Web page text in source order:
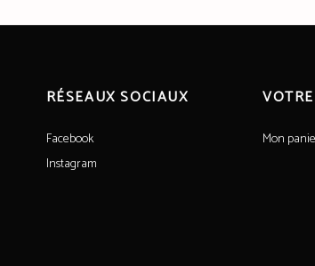
RÉSEAUX SOCIAUX
Facebook
Instagram
Mon